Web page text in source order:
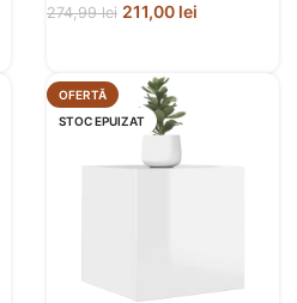
274,99lei 211,00 lei
OFERTĂ
STOC EPUIZAT